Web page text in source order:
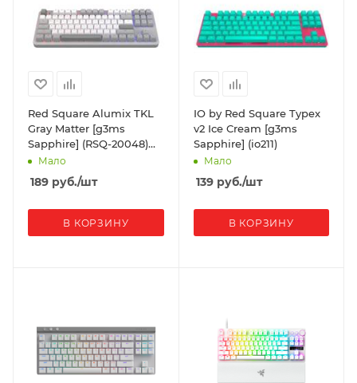
Red Square Alumix TKL
Gray Matter [g3ms
Sapphire] (RSQ-20048)
GreyМало
189 руб./шт
В КОРЗИНУ
IO by Red Square Typex
v2 Ice Cream [g3ms
Sapphire] (io211)
Мало
139руб./шт
В КОРЗИНУ